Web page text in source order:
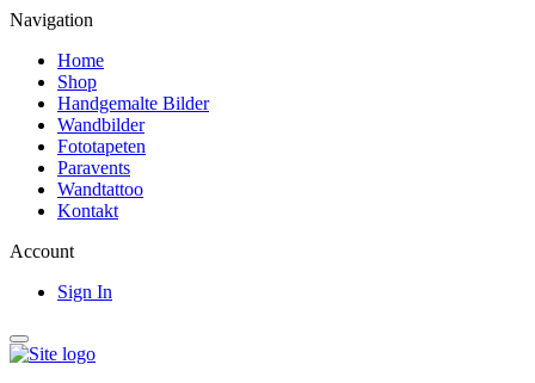
Navigation
Home
Shop
Handgemalte Bilder
Wandbilder
Fototapeten
Paravents
Wandtattoo
Kontakt
Account
Sign In